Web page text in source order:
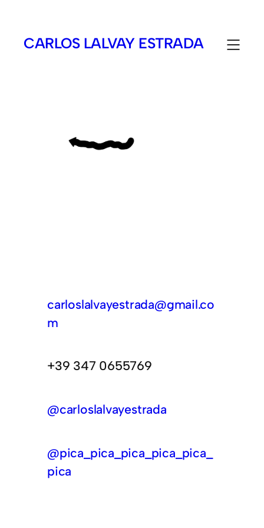
CARLOS LALVAY ESTRADA
carloslalvayestrada@gmail.co
m
+39 347 0655769
@carloslalvayestrada
@pica_pica_pica_pica_pica_
pica